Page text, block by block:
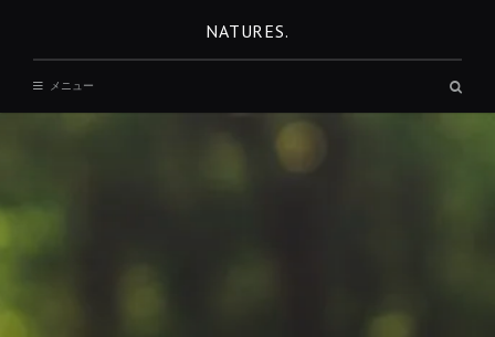
動
NATURES.
メニュー